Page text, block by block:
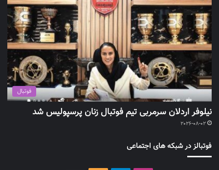
فوتبال
نیلوفر اردلان سرمربی تیم فوتبال زنان پرسپولیس شد
2026-08-02
فوتبالز در شبکه های اجتماعی